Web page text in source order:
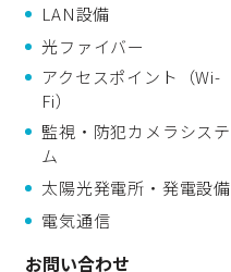
LAN設備
光ファイバー
アクセスポイント（Wi-
Fi）
監視・防犯カメラシステ
ム
太陽光発電所・発電設備
電気通信
お問い合わせ